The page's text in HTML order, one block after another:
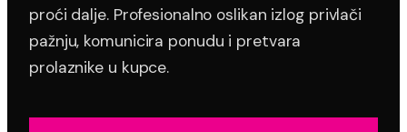
proći dalje. Profesionalno oslikan izlog privlači
pažnju, komunicira ponudu i pretvara
prolaznike u kupce.